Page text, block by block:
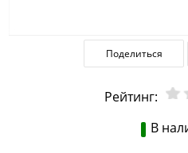
Поделиться
Рейтинг:
В